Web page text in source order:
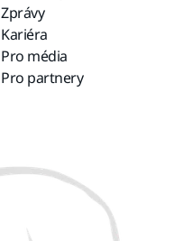
Zprávy
Kariéra
Pro média
Pro partnery